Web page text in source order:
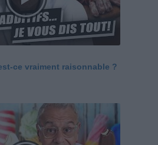
ce vraiment raisonnable ?